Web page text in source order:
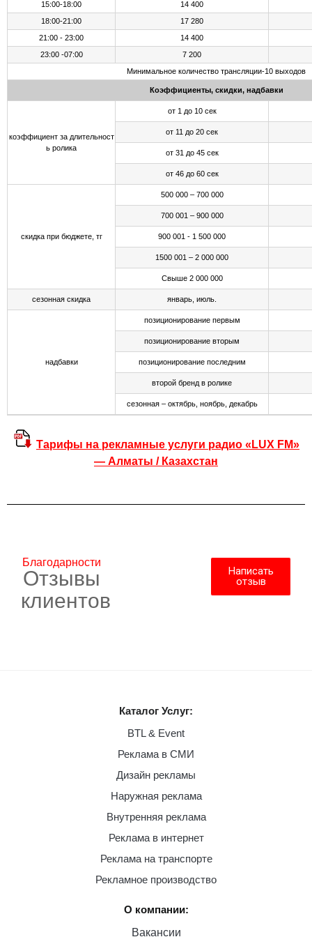
15:00-18:00
14 400
18:00-21:00
17 280
21:00 - 23:00
14 400
23:00 -07:00
7 200
Минимальное количество трансляции-10 выходов
Коэффициенты, скидки, надбавки
коэффициент за длительност
ь ролика
от 1 до 10 сек
от 11 до 20 сек
от 31 до 45 сек
от 46 до 60 сек
скидка при бюджете, тг
500 000 – 700 000
700 001 – 900 000
900 001 - 1 500 000
1500 001 – 2 000 000
Свыше 2 000 000
сезонная скидка январь, июль.
надбавки
позиционирование первым
позиционирование вторым
позиционирование последним
второй бренд в ролике
сезонная – октябрь, ноябрь, декабрь
Тарифы на рекламные услуги радио «LUX FM»
— Алматы / Казахстан
Благодарности
Отзывы
клиентов
Написать
отзыв
Каталог Услуг:
BTL & Event
Реклама в СМИ
Дизайн рекламы
Наружная реклама
Внутренняя реклама
Реклама в интернет
Реклама на транспорте
Рекламное производство
О компании:
Вакансии